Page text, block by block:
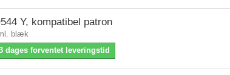
Y, kompatibel patron
blæk
dages forventet leveringstid